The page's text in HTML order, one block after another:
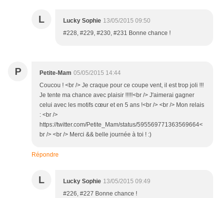
L Lucky Sophie 13/05/2015 09:50
#228, #229, #230, #231 Bonne chance !
P Petite-Mam 05/05/2015 14:44
Coucou ! <br /> Je craque pour ce coupe vent, il est trop joli !!!
Je tente ma chance avec plaisir !!!!!<br /> J'aimerai gagner
celui avec les motifs cœur et en 5 ans !<br /> <br /> Mon relais
: <br />
https://twitter.com/Petite_Mam/status/595569771363569664<
br /> <br /> Merci && belle journée à toi ! :)
Répondre
L Lucky Sophie 13/05/2015 09:49
#226, #227 Bonne chance !